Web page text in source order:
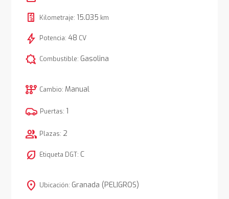
Kilometraje: 15.035 km
bolt Potencia: 48 CV
comic_bubble Combustible: Gasolina
auto_transmission Cambio: Manual
Puertas: 1
group Plazas: 2
nest_eco_leaf Etiqueta DGT: C
location_on Ubicación: Granada (PELIGROS)